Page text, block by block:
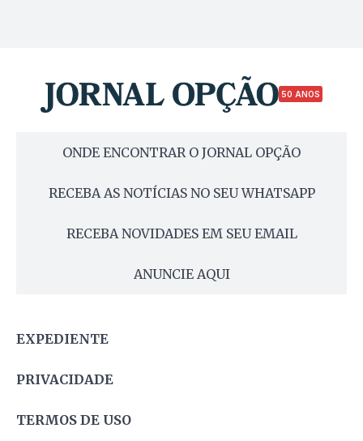
50 ANOS
ONDE ENCONTRAR O JORNAL OPÇÃO
RECEBA AS NOTÍCIAS NO SEU WHATSAPP
RECEBA NOVIDADES EM SEU EMAIL
ANUNCIE AQUI
EXPEDIENTE
PRIVACIDADE
TERMOS DE USO